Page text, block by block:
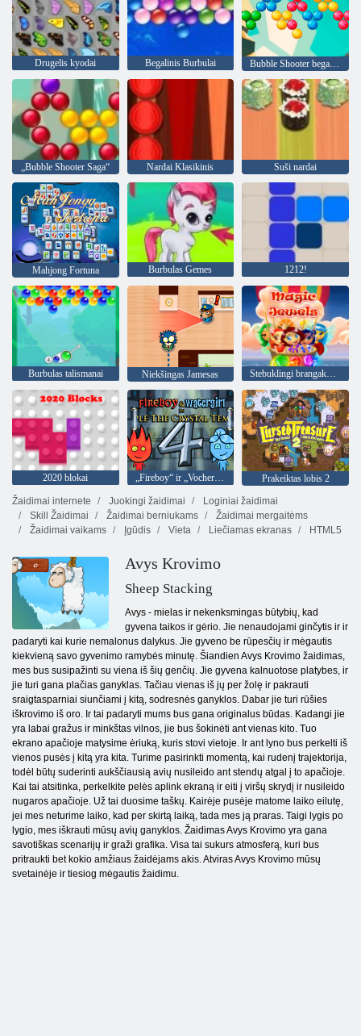
Drugelis kyodai Begalinis Burbulai Bubble Shooter begalinis
„Bubble Shooter Saga“ Nardai Klasikinis Suši nardai
Mahjong Fortuna Burbulas Gemes 1212!
Burbulas talismanai Niekšingas Jamesas Stebuklingi brangakmeniai
2020 blokai „Fireboy“ ir „Vochergirl 4“: „Crystal Temple“
Prakeiktas lobis 2
Žaidimai internete
Juokingi žaidimai
Loginiai žaidimai
Skill Žaidimai
Žaidimai berniukams
Žaidimai mergaitėms
Žaidimai vaikams
Įgūdis Vieta Liečiamas ekranas HTML5
Avys Krovimo
Sheep Stacking
Avys - mielas ir nekenksmingas būtybių, kad
gyvena taikos ir gėrio. Jie nenaudojami ginčytis ir ir
padaryti kai kurie nemalonus dalykus. Jie gyveno be rūpesčių ir mėgautis
kiekvieną savo gyvenimo ramybės minutę. Šiandien Avys Krovimo žaidimas,
mes bus susipažinti su viena iš šių genčių. Jie gyvena kalnuotose platybes, ir
jie turi gana plačias ganyklas. Tačiau vienas iš jų per žolę ir pakrauti
sraigtasparniai siunčiami į kitą, sodresnės ganyklos. Dabar jie turi rūšies
iškrovimo iš oro. Ir tai padaryti mums bus gana originalus būdas. Kadangi jie
yra labai gražus ir minkštas vilnos, jie bus šokinėti ant vienas kito. Tuo
ekrano apačioje matysime ėriuką, kuris stovi vietoje. Ir ant lyno bus perkelti iš
vienos pusės į kitą yra kita. Turime pasirinkti momentą, kai rudenį trajektorija,
todėl būtų suderinti aukščiausią avių nusileido ant stendų atgal į to apačioje.
Kai tai atsitinka, perkelkite pelės aplink ekraną ir eiti į viršų skrydį ir nusileido
nugaros apačioje. Už tai duosime taškų. Kairėje pusėje matome laiko eilutę,
jei mes neturime laiko, kad per skirtą laiką, tada mes ją praras. Taigi lygis po
lygio, mes iškrauti mūsų avių ganyklos. Žaidimas Avys Krovimo yra gana
savotiškas scenarijų ir graži grafika. Visa tai sukurs atmosferą, kuri bus
pritraukti bet kokio amžiaus žaidėjams akis. Atviras Avys Krovimo mūsų
svetainėje ir tiesiog mėgautis žaidimu.